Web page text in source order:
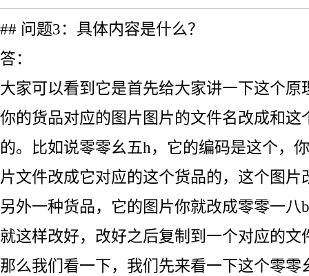
## 问题3：具体内容是什么？
答：
大家可以看到它是首先给大家讲一下这个原
你的货品对应的图片图片的文件名改成和这
的。比如说零零幺五h，它的编码是这个，
片文件改成它对应的这个货品的，这个图片
另外一种货品，它的图片你就改成零零一八
就这样改好，改好之后复制到一个对应的文
那么我们看一下，我们先来看一下这个零零